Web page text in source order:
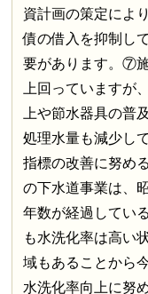
資計画の策定によ
債の借入を抑制し
要があります。⑦
上回っていますが
上や節水器具の普
処理水量も減少し
指標の改善に努め
の下水道事業は、
年数が経過してい
も水洗化率は高い
域もあることから
水洗化率向上に努